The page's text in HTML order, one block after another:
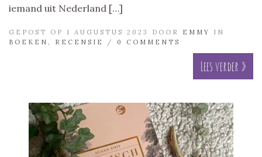
iemand uit Nederland […]
GEPOST OP 1 AUGUSTUS 2023 DOOR EMMY
IN
BOEKEN
RECENSIE / 0 COMMENTS
Lees verder »